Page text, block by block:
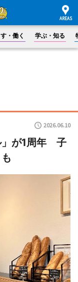
・働く 学ぶ・知る
2026.06.10
」が1周年 子